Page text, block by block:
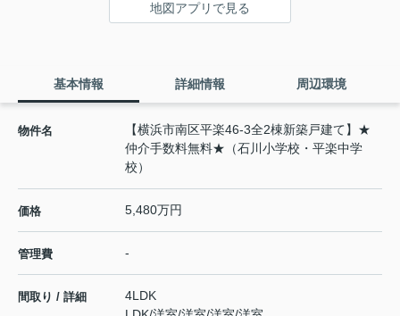
地図アプリで見る
基本情報 詳細情報 周辺環境
物件名
【横浜市南区平楽46-3全2棟新築戸建て】★
仲介手数料無料★（石川小学校・平楽中学
校）
価格 5,480万円
管理費 -
間取り / 詳細
4LDK